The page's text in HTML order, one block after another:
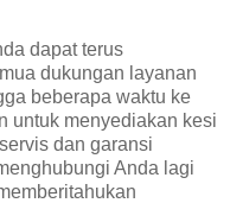
dapat terus
dukungan layanan
beberapa waktu ke
untuk menyediakan kesi
dan garansi
Anda lagi